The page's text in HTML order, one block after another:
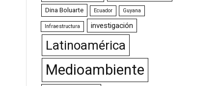
Dina Boluarte Ecuador Guyana
Infraestructura investigación
Latinoamérica
Medioambiente